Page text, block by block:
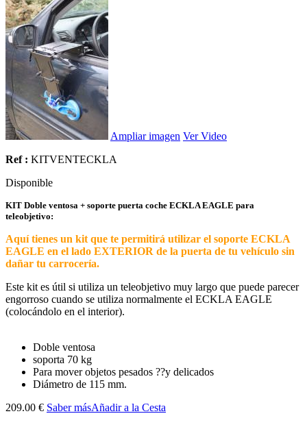
Ampliar imagen Ver Video
Ref : KITVENTECKLA
Disponible
KIT Doble ventosa + soporte puerta coche ECKLA EAGLE para
teleobjetivo:
Aquí tienes un kit que te permitirá utilizar el soporte ECKLA
EAGLE en el lado EXTERIOR de la puerta de tu vehículo sin
dañar tu carrocería.
Este kit es útil si utiliza un teleobjetivo muy largo que puede parecer
engorroso cuando se utiliza normalmente el ECKLA EAGLE
(colocándolo en el interior).
Doble ventosa
soporta 70 kg
Para mover objetos pesados ??y delicados
Diámetro de 115 mm.
209.00 € Saber másAñadir a la Cesta